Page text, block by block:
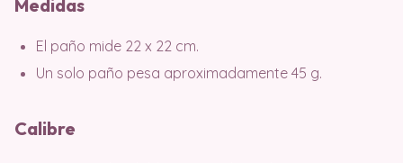
Medidas
El paño mide 22 x 22 cm.
Un solo paño pesa aproximadamente 45 g.
Calibre